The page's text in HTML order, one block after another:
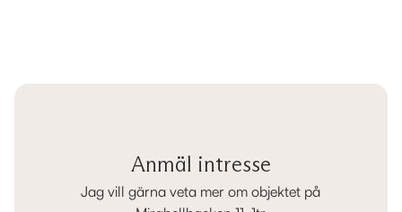
Anmäl intresse
Jag vill gärna veta mer om objektet på